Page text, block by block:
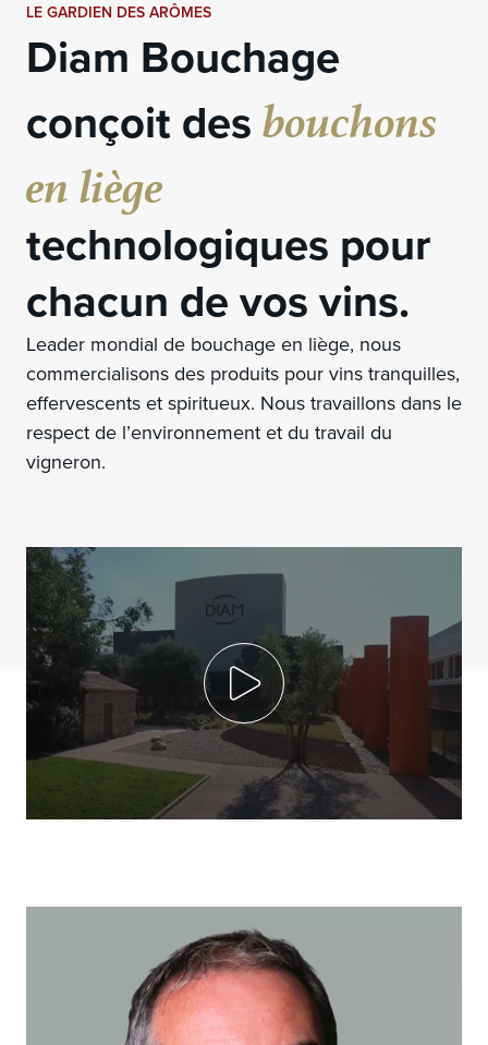
LE GARDIEN DES ARÔMES
Diam Bouchage
conçoit desbouchons
en liège
technologiques pour
chacun de vos vins.
Leader mondial de bouchage en liège, nous
commercialisons des produits pour vins tranquilles,
effervescents et spiritueux. Nous travaillons dans le
respect de l’environnement et du travail du
vigneron.